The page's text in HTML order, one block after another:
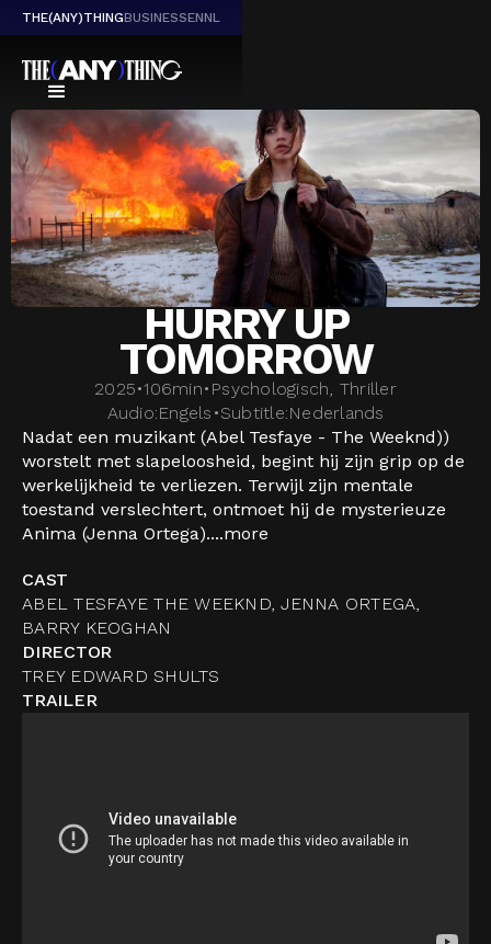
THE(ANY)THINGBUSINESSENNL
HURRY UP
TOMORROW
2025•106min• Psychologisch, Thriller
Audio:Engels •Subtitle:Nederlands
Nadat een muzikant (Abel Tesfaye - The Weeknd))
worstelt met slapeloosheid, begint hij zijn grip op de
werkelijkheid te verliezen. Terwijl zijn mentale
toestand verslechtert, ontmoet hij de mysterieuze
Anima (Jenna Ortega)....more
CAST
ABEL TESFAYE THE WEEKND, JENNA ORTEGA,
BARRY KEOGHAN
DIRECTOR
TREY EDWARD SHULTS
TRAILER